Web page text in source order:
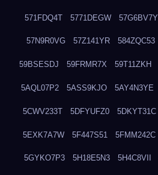
571FDQ4T 5771DEGW 57G6BV7Y
57N9R0VG 57Z141YR 584ZQC53
59BSESDJ 59FRMR7X 59T11ZKH
5AQL07P2 5ASS9KJO 5AY4N3YE
5CWV233T 5DFYUFZ0 5DKYT31C
5EXK7A7W 5F447S51 5FMM242C
5GYKO7P3 5H18E5N3 5H4C8VII